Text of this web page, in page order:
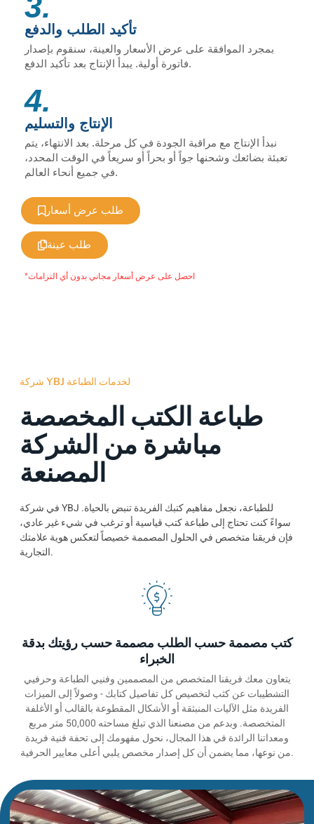
تأكيد الطلب والدفع
بمجرد الموافقة على عرض الأسعار والعينة، سنقوم بإصدار
فاتورة أولية. يبدأ الإنتاج بعد تأكيد الدفع.
4.
الإنتاج والتسليم
نبدأ الإنتاج مع مراقبة الجودة في كل مرحلة. بعد الانتهاء، يتم
تعبئة بضائعك وشحنها جواً أو بحراً أو سريعاً في الوقت المحدد،
في جميع أنحاء العالم.
طلب عرض أسعار
طلب عينة
*احصل على عرض أسعار مجاني بدون أي التزامات
شركة YBJ لخدمات الطباعة
طباعة الكتب المخصصة
مباشرة من الشركة
المصنعة
في شركة YBJ للطباعة، نجعل مفاهيم كتبك الفريدة تنبض بالحياة.
سواءً كنت تحتاج إلى طباعة كتب قياسية أو ترغب في شيء غير عادي،
فإن فريقنا متخصص في الحلول المصممة خصيصاً لتعكس هوية علامتك
التجارية.
كتب مصممة حسب الطلب مصممة حسب رؤيتك بدقة
الخبراء
يتعاون معك فريقنا المتخصص من المصممين وفنيي الطباعة وحرفيي
التشطيبات عن كثب لتخصيص كل تفاصيل كتابك - وصولاً إلى الميزات
الفريدة مثل الآليات المنبثقة أو الأشكال المقطوعة بالقالب أو الأغلفة
المتخصصة. وبدعم من مصنعنا الذي تبلغ مساحته 50,000 متر مربع
ومعداتنا الرائدة في هذا المجال، نحول مفهومك إلى تحفة فنية فريدة
من نوعها، مما يضمن أن كل إصدار مخصص يلبي أعلى معايير الحرفية.